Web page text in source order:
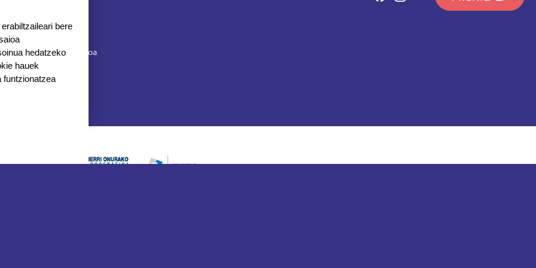
Herrilagunak, 1
20570 Bergara, Gipuzkoa
943 76 90 71
Irudia Irudia
bere
hedatzeko
hauek
funtzionatzea